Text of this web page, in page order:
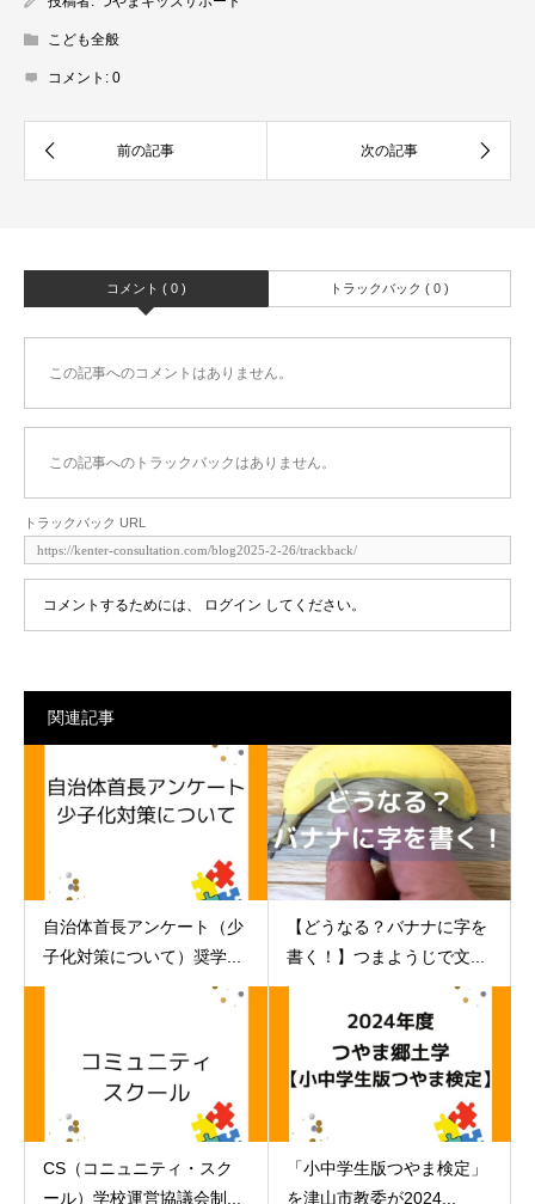
こども全般
コメント: 0
コメント ( 0 ) トラックバック ( 0 )
この記事へのコメントはありません。
この記事へのトラックバックはありません。
トラックバック URL
コメントするためには、 ログイン してください。
関連記事
自治体首長アンケート（少
子化対策について）奨学...
【どうなる？バナナに字を
書く！】つまようじで文...
CS（コニュニティ・スク
ール）学校運営協議会制...
「小中学生版つやま検定」
を津山市教委が2024...